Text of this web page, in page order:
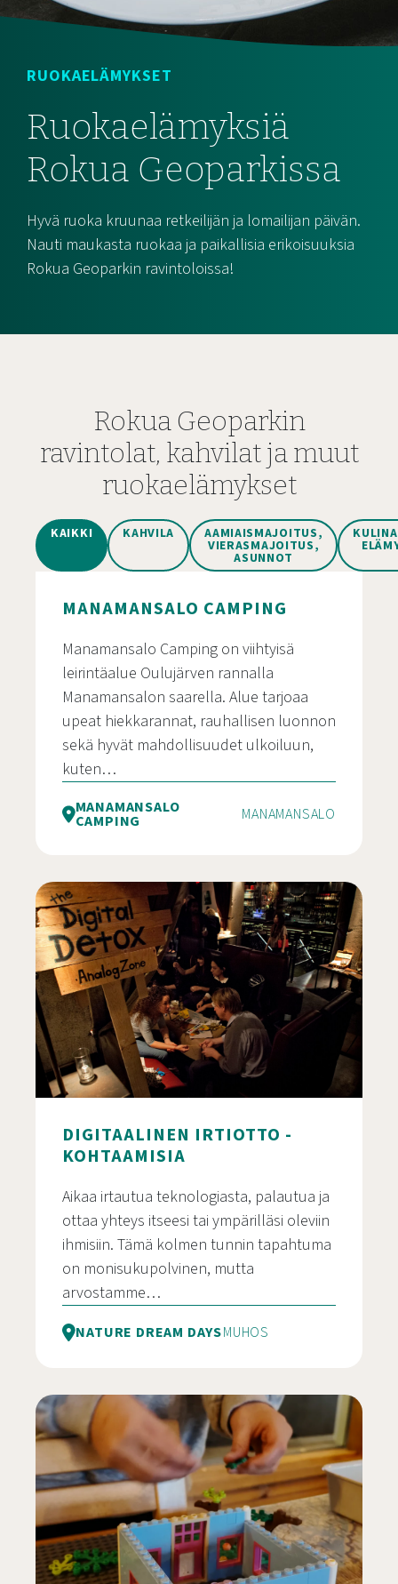
RUOKAELÄMYKSET
Ruokaelämyksiä
Rokua Geoparkissa
Hyvä ruoka kruunaa retkeilijän ja lomailijan päivän.
Nauti maukasta ruokaa ja paikallisia erikoisuuksia
Rokua Geoparkin ravintoloissa!
Rokua Geoparkin
ravintolat, kahvilat ja muut
ruokaelämykset
KAIKKI KAHVILA AAMIAISMAJOITUS,
VIERASMAJOITUS,
ASUNNOT
MANAMANSALO CAMPING
Manamansalo Camping on viihtyisä
leirintäalue Oulujärven rannalla
Manamansalon saarella. Alue tarjoaa
upeat hiekkarannat, rauhallisen luonnon
sekä hyvät mahdollisuudet ulkoiluun,
kuten…
MANAMANSALO
CAMPING MANAMANSALO
DIGITAALINEN IRTIOTTO -
KOHTAAMISIA
Aikaa irtautua teknologiasta, palautua ja
ottaa yhteys itseesi tai ympärilläsi oleviin
ihmisiin. Tämä kolmen tunnin tapahtuma
on monisukupolvinen, mutta
arvostamme…
NATURE DREAM DAYSMUHOS